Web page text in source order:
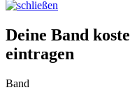
Deine Band
eintragen
Band